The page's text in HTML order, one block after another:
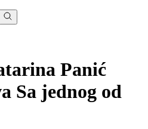
Panić
Sa jednog od